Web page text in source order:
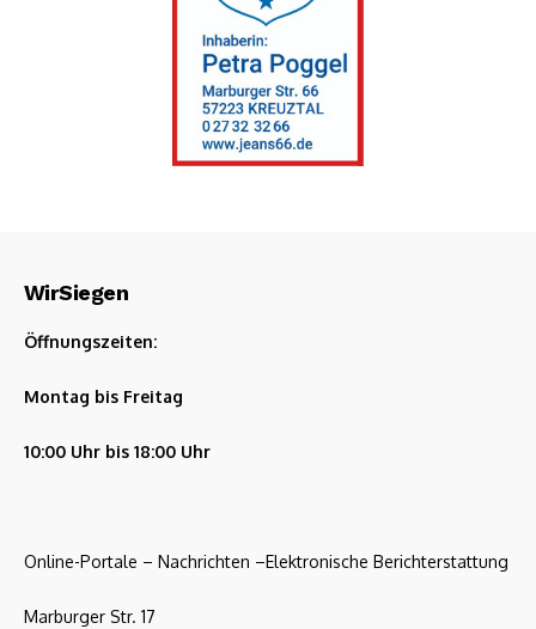
WirSiegen
Öffnungszeiten:
Montag bis Freitag
10:00 Uhr bis 18:00 Uhr
Online-Portale – Nachrichten –Elektronische Berichterstattung
Marburger Str. 17